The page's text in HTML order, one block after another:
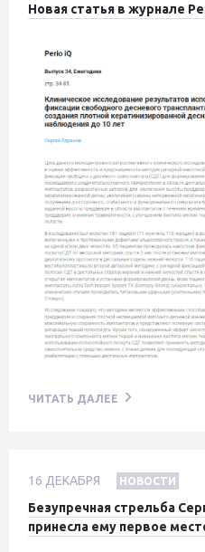
Новая статья в журнале
ЧИТАТЬ ДАЛЕЕ
16 ДЕКАБРЯ НОВОСТИ
Безупречная стрельба
принесла ему первое